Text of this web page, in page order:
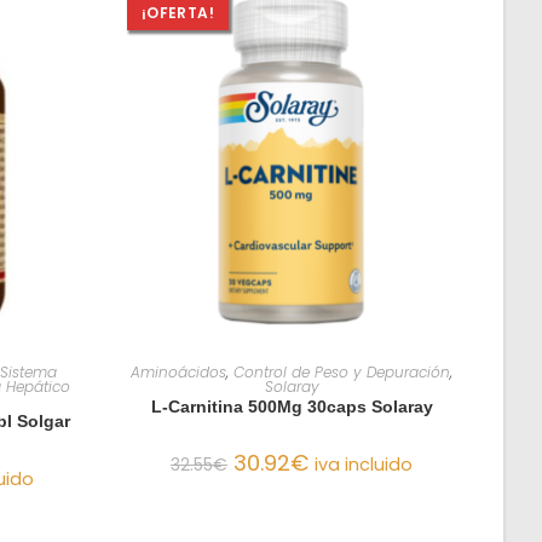
Sistema
Hepático
Solgar
¡OFERTA!
AÑADIR AL CARRITO
Aminoácidos, Control de Peso y Depuración,
Solaray
L-Carnitina 500Mg 30caps Solaray
32.55€ 30.92€ iva incluido